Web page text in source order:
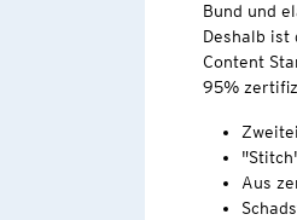
Bund und
Deshalb ist
Content
95%
Aus